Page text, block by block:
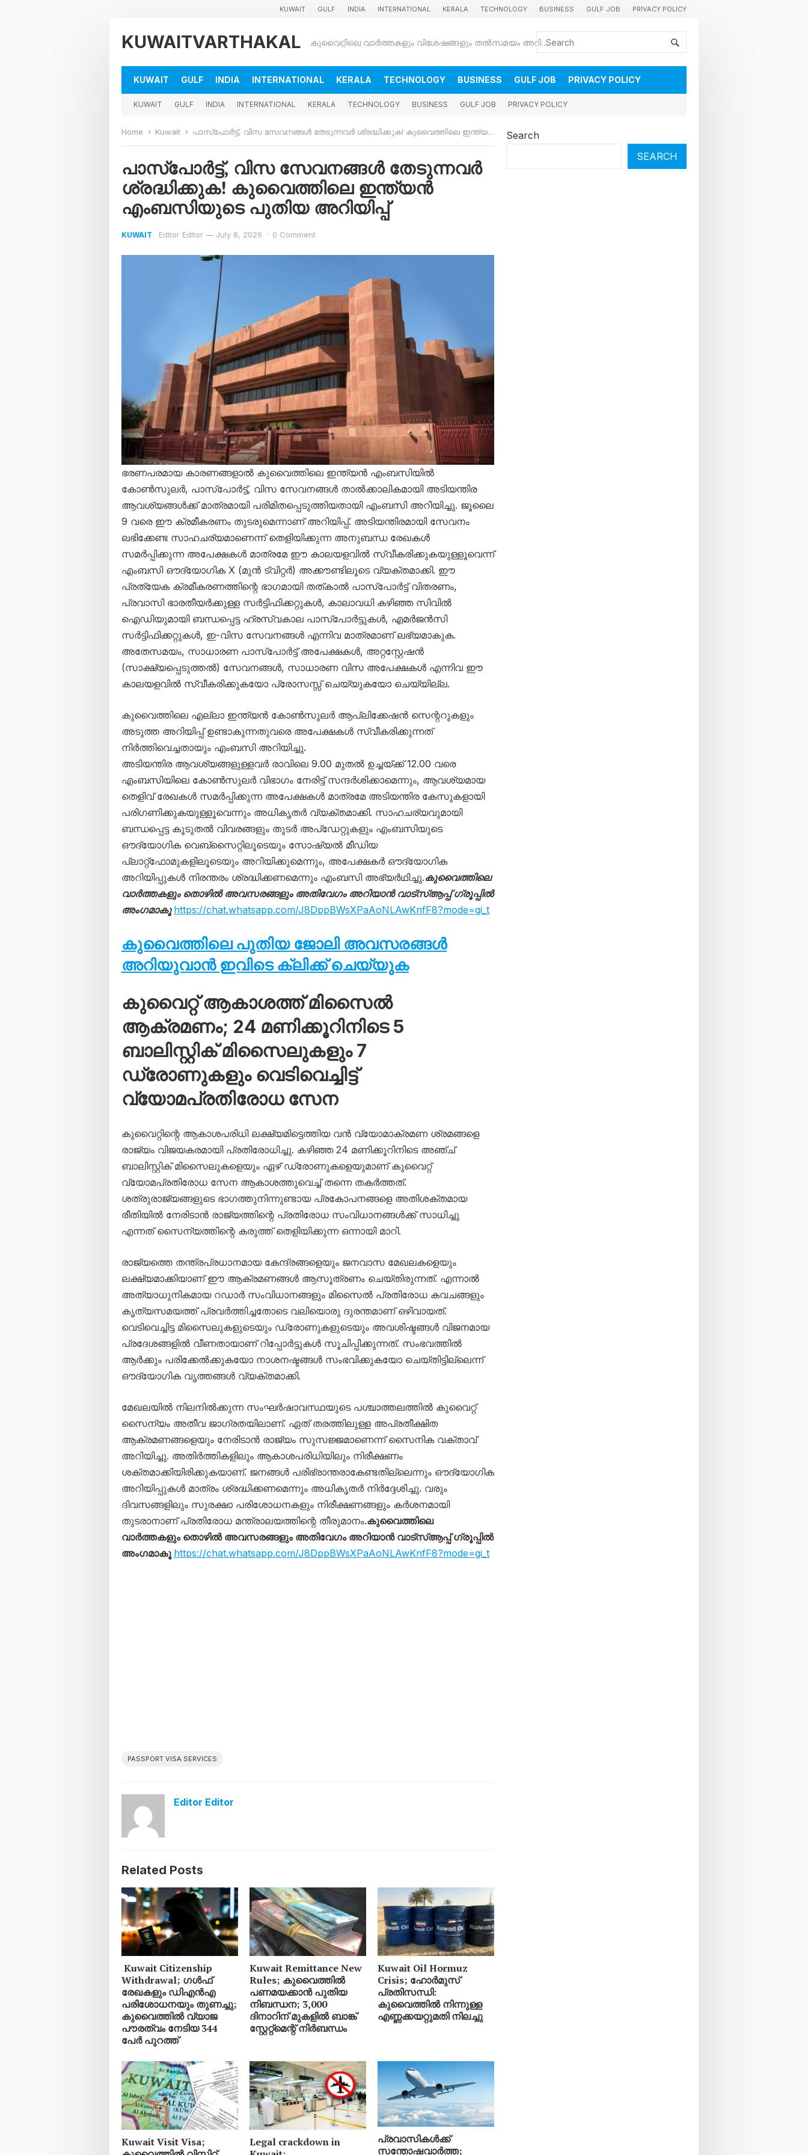
KUWAIT GULF INDIA INTERNATIONAL KERALA TECHNOLOGY BUSINESS GULF JOB PRIVACY POLICY
KUWAITVARTHAKAL കുവൈറ്റിലെ വാർത്തകളും വിശേഷങ്ങളും തൽസമയം അറിയാൻ
KUWAIT GULF INDIA INTERNATIONAL KERALA TECHNOLOGY BUSINESS GULF JOB PRIVACY POLICY
KUWAIT GULF INDIA INTERNATIONAL KERALA TECHNOLOGY BUSINESS GULF JOB PRIVACY POLICY
Home Kuwait പാസ്‌പോർട്ട്, വിസ സേവനങ്ങൾ തേടുന്നവർ ശ്രദ്ധിക്കുക! കുവൈത്തിലെ ഇന്ത്യൻ എംബസിയുടെ പുതിയ അറിയിപ്പ്
പാസ്‌പോർട്ട്, വിസ സേവനങ്ങൾ തേടുന്നവർ
ശ്രദ്ധിക്കുക! കുവൈത്തിലെ ഇന്ത്യൻ
എംബസിയുടെ പുതിയ അറിയിപ്പ്
KUWAIT Editor Editor — July 8, 2026 · 0 Comment
ഭരണപരമായ കാരണങ്ങളാൽ കുവൈത്തിലെ ഇന്ത്യൻ എംബസിയിൽ
കോൺസുലർ, പാസ്‌പോർട്ട്, വിസ സേവനങ്ങൾ താൽക്കാലികമായി അടിയന്തിര
ആവശ്യങ്ങൾക്ക് മാത്രമായി പരിമിതപ്പെടുത്തിയതായി എംബസി അറിയിച്ചു. ജൂലൈ
9 വരെ ഈ ക്രമീകരണം തുടരുമെന്നാണ് അറിയിപ്പ്. അടിയന്തിരമായി സേവനം
ലഭിക്കേണ്ട സാഹചര്യമാണെന്ന് തെളിയിക്കുന്ന അനുബന്ധ രേഖകൾ
സമർപ്പിക്കുന്ന അപേക്ഷകൾ മാത്രമേ ഈ കാലയളവിൽ സ്വീകരിക്കുകയുള്ളൂവെന്ന്
എംബസി ഔദ്യോഗിക X (മുൻ ട്വിറ്റർ) അക്കൗണ്ടിലൂടെ വ്യക്തമാക്കി. ഈ
പ്രത്യേക ക്രമീകരണത്തിന്റെ ഭാഗമായി തത്കാൽ പാസ്‌പോർട്ട് വിതരണം,
പ്രവാസി ഭാരതീയർക്കുള്ള സർട്ടിഫിക്കറ്റുകൾ, കാലാവധി കഴിഞ്ഞ സിവിൽ
ഐഡിയുമായി ബന്ധപ്പെട്ട ഹ്രസ്വകാല പാസ്‌പോർട്ടുകൾ, എമർജൻസി
സർട്ടിഫിക്കറ്റുകൾ, ഇ-വിസ സേവനങ്ങൾ എന്നിവ മാത്രമാണ് ലഭ്യമാകുക.
അതേസമയം, സാധാരണ പാസ്‌പോർട്ട് അപേക്ഷകൾ, അറ്റസ്റ്റേഷൻ
(സാക്ഷ്യപ്പെടുത്തൽ) സേവനങ്ങൾ, സാധാരണ വിസ അപേക്ഷകൾ എന്നിവ ഈ
കാലയളവിൽ സ്വീകരിക്കുകയോ പ്രോസസ്സ് ചെയ്യുകയോ ചെയ്യില്ല.
കുവൈത്തിലെ എല്ലാ ഇന്ത്യൻ കോൺസുലർ ആപ്ലിക്കേഷൻ സെന്ററുകളും
അടുത്ത അറിയിപ്പ് ഉണ്ടാകുന്നതുവരെ അപേക്ഷകൾ സ്വീകരിക്കുന്നത്
നിർത്തിവെച്ചതായും എംബസി അറിയിച്ചു.
അടിയന്തിര ആവശ്യങ്ങളുള്ളവർ രാവിലെ 9.00 മുതൽ ഉച്ചയ്ക്ക് 12.00 വരെ
എംബസിയിലെ കോൺസുലർ വിഭാഗം നേരിട്ട് സന്ദർശിക്കാമെന്നും, ആവശ്യമായ
തെളിവ് രേഖകൾ സമർപ്പിക്കുന്ന അപേക്ഷകൾ മാത്രമേ അടിയന്തിര കേസുകളായി
പരിഗണിക്കുകയുള്ളൂവെന്നും അധികൃതർ വ്യക്തമാക്കി. സാഹചര്യവുമായി
ബന്ധപ്പെട്ട കൂടുതൽ വിവരങ്ങളും തുടർ അപ്ഡേറ്റുകളും എംബസിയുടെ
ഔദ്യോഗിക വെബ്സൈറ്റിലൂടെയും സോഷ്യൽ മീഡിയ
പ്ലാറ്റ്ഫോമുകളിലൂടെയും അറിയിക്കുമെന്നും, അപേക്ഷകർ ഔദ്യോഗിക
അറിയിപ്പുകൾ നിരന്തരം ശ്രദ്ധിക്കണമെന്നും എംബസി അഭ്യർഥിച്ചു.കുവൈത്തിലെ
വാർത്തകളും തൊഴിൽ അവസരങ്ങളും അതിവേഗം അറിയാൻ വാട്സ്ആപ്പ് ഗ്രൂപ്പിൽ
അംഗമാകൂ https://chat.whatsapp.com/J8DppBWsXPaAoNLAwKnfF8?mode=gi_t
കുവൈത്തിലെ പുതിയ ജോലി അവസരങ്ങൾ
അറിയുവാൻ ഇവിടെ ക്ലിക്ക് ചെയ്യുക
കുവൈറ്റ് ആകാശത്ത് മിസൈൽ
ആക്രമണം; 24 മണിക്കൂറിനിടെ 5
ബാലിസ്റ്റിക് മിസൈലുകളും 7
ഡ്രോണുകളും വെടിവെച്ചിട്ട്
വ്യോമപ്രതിരോധ സേന
കുവൈറ്റിന്റെ ആകാശപരിധി ലക്ഷ്യമിട്ടെത്തിയ വൻ വ്യോമാക്രമണ ശ്രമങ്ങളെ
രാജ്യം വിജയകരമായി പ്രതിരോധിച്ചു. കഴിഞ്ഞ 24 മണിക്കൂറിനിടെ അഞ്ച്
ബാലിസ്റ്റിക് മിസൈലുകളെയും ഏഴ് ഡ്രോണുകളെയുമാണ് കുവൈറ്റ്
വ്യോമപ്രതിരോധ സേന ആകാശത്തുവെച്ച് തന്നെ തകർത്തത്.
ശത്രുരാജ്യങ്ങളുടെ ഭാഗത്തുനിന്നുണ്ടായ പ്രകോപനങ്ങളെ അതിശക്തമായ
രീതിയിൽ നേരിടാൻ രാജ്യത്തിന്റെ പ്രതിരോധ സംവിധാനങ്ങൾക്ക് സാധിച്ചു
എന്നത് സൈന്യത്തിന്റെ കരുത്ത് തെളിയിക്കുന്ന ഒന്നായി മാറി.
രാജ്യത്തെ തന്ത്രപ്രധാനമായ കേന്ദ്രങ്ങളെയും ജനവാസ മേഖലകളെയും
ലക്ഷ്യമാക്കിയാണ് ഈ ആക്രമണങ്ങൾ ആസൂത്രണം ചെയ്തിരുന്നത്. എന്നാൽ
അത്യാധുനികമായ റഡാർ സംവിധാനങ്ങളും മിസൈൽ പ്രതിരോധ കവചങ്ങളും
കൃത്യസമയത്ത് പ്രവർത്തിച്ചതോടെ വലിയൊരു ദുരന്തമാണ് ഒഴിവായത്.
വെടിവെച്ചിട്ട മിസൈലുകളുടെയും ഡ്രോണുകളുടെയും അവശിഷ്ടങ്ങൾ വിജനമായ
പ്രദേശങ്ങളിൽ വീണതായാണ് റിപ്പോർട്ടുകൾ സൂചിപ്പിക്കുന്നത്. സംഭവത്തിൽ
ആർക്കും പരിക്കേൽക്കുകയോ നാശനഷ്ടങ്ങൾ സംഭവിക്കുകയോ ചെയ്തിട്ടില്ലെന്ന്
ഔദ്യോഗിക വൃത്തങ്ങൾ വ്യക്തമാക്കി.
മേഖലയിൽ നിലനിൽക്കുന്ന സംഘർഷാവസ്ഥയുടെ പശ്ചാത്തലത്തിൽ കുവൈറ്റ്
സൈന്യം അതീവ ജാഗ്രതയിലാണ്. ഏത് തരത്തിലുള്ള അപ്രതീക്ഷിത
ആക്രമണങ്ങളെയും നേരിടാൻ രാജ്യം സുസജ്ജമാണെന്ന് സൈനിക വക്താവ്
അറിയിച്ചു. അതിർത്തികളിലും ആകാശപരിധിയിലും നിരീക്ഷണം
ശക്തമാക്കിയിരിക്കുകയാണ്. ജനങ്ങൾ പരിഭ്രാന്തരാകേണ്ടതില്ലെന്നും ഔദ്യോഗിക
അറിയിപ്പുകൾ മാത്രം ശ്രദ്ധിക്കണമെന്നും അധികൃതർ നിർദ്ദേശിച്ചു. വരും
ദിവസങ്ങളിലും സുരക്ഷാ പരിശോധനകളും നിരീക്ഷണങ്ങളും കർശനമായി
തുടരാനാണ് പ്രതിരോധ മന്ത്രാലയത്തിന്റെ തീരുമാനം.കുവൈത്തിലെ
വാർത്തകളും തൊഴിൽ അവസരങ്ങളും അതിവേഗം അറിയാൻ വാട്സ്ആപ്പ് ഗ്രൂപ്പിൽ
അംഗമാകൂ https://chat.whatsapp.com/J8DppBWsXPaAoNLAwKnfF8?mode=gi_t
PASSPORT VISA SERVICES
Editor Editor
Related Posts
Kuwait Citizenship
Withdrawal; ഗൾഫ്
രേഖകളും ഡിഎൻഎ
പരിശോധനയും തുണച്ചു;
കുവൈത്തിൽ വ്യാജ
പൗരത്വം നേടിയ 344
പേർ പുറത്ത്
Kuwait Remittance New
Rules; കുവൈത്തിൽ
പണമയക്കാൻ പുതിയ
നിബന്ധന; 3,000
ദിനാറിന് മുകളിൽ ബാങ്ക്
സ്റ്റേറ്റ്‌മെന്റ് നിർബന്ധം
Kuwait Oil Hormuz
Crisis; ഹോർമുസ്
പ്രതിസന്ധി:
കുവൈത്തിൽ നിന്നുള്ള
എണ്ണക്കയറ്റുമതി നിലച്ചു
Kuwait Visit Visa;
Legal crackdown in
പ്രവാസികൾക്ക്
സന്തോഷവാർത്ത;
Search
SEARCH